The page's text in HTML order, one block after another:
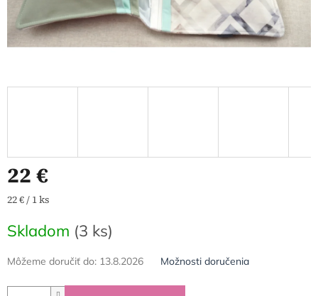
22 €
Jednotková
22 € / 1 ks
Skladom (3 ks)
Môžeme doručiť do: 13.8.2026 Možnosti doručenia